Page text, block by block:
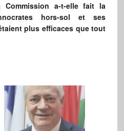
Commission a-t-elle fait la
hors-sol et ses
plus efficaces que tout